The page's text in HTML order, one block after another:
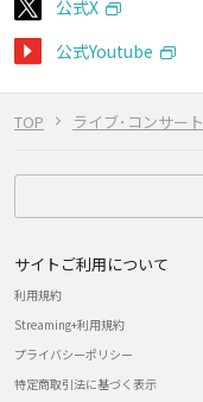
TOP ライブ･コンサート
公式X
公式Youtube
サイトご利用について
利用規約
Streaming+利用規約
プライバシーポリシー
特定商取引法に基づく表示